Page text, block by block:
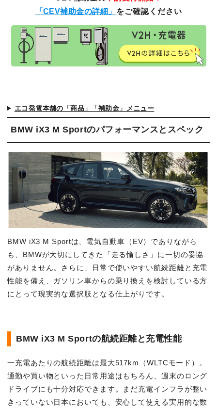
「CEV補助金の詳細」 をご確認ください
エコ発電本舗の「商品」「補助金」メニュー
BMW iX3 M Sportのパフォーマンスとスペック
BMW iX3 M Sportは、電気自動車（EV）でありながら
も、BMWが大切にしてきた「走る愉しさ」に一切の妥協
がありません。さらに、日常で使いやすい航続距離と充電
性能を備え、ガソリン車からの乗り換えを検討している方
にとって現実的な選択肢となる仕上がりです。
BMW iX3 M Sportの航続距離と充電性能
一充電あたりの航続距離は最大517km（WLTCモード）。
通勤や買い物といった日常用途はもちろん、週末のロング
ドライブにも十分対応できます。まだ充電インフラが整い
きっていない日本においても、安心して使える実用的な数